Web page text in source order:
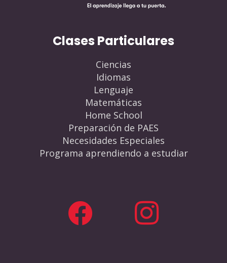
Clases Particulares
Ciencias
Idiomas
Lenguaje
Matemáticas
Home School
Preparación de PAES
Necesidades Especiales
Programa aprendiendo a estudiar